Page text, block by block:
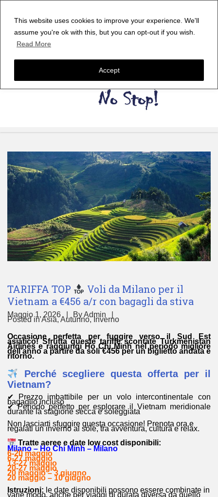
This website uses cookies to improve your experience. We'll
assume you're ok with this, but you can opt-out if you wish.
Read More
Accept
TARIFFA TOP
Voli da Milano per il
Vietnam a €456 a/r con bagagli da stiva
Maggio 1, 2026 ByAdmin
Posted inAsia,Autunno,Inverno
Occasione perfetta per fuggire verso il Sud Est
asiatico! Sfrutta queste tariffe scontate Turkmenistan
Airlines e raggiungi Ho Chi Minh nel periodo migliore
dell’anno a partire da soli €456 per un biglietto andata e
ritorno.
Perché scegliere questa offerta per il
Vietnam?
✔ Prezzo imbattibile per un volo intercontinentale con
bagaglio incluso
✔ Periodo perfetto per esplorare il Vietnam meridionale
durante la stagione secca e soleggiata
Non lasciarti sfuggire questa occasione! Prenota ora e
regalati un inverno al sole, tra avventura, cultura e relax.
Tratte aeree e date low cost disponibili:
Milano – Ho Chi Minh – Milano
6-20 maggio
6-27 maggio
13-27 maggio
20-27 maggio
20 maggio – 3 giugno
20 maggio – 10 giugno
Istruzioni: le date disponibili possono essere combinate in
varie modo, anche per viaggi di durata diversa da quello